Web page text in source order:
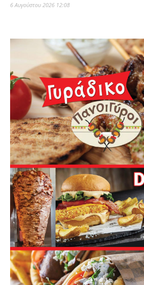
6 Αυγούστου 2026 12:08